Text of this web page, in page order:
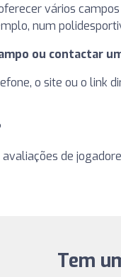
vários
num
ou contactar
o site ou o link
de
Tem